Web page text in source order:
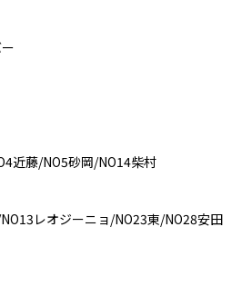
近藤/NO5砂岡/NO14柴村
レオジーニョ/NO23東/NO28安田